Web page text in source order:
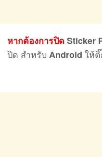
หากต้องการปิด Sticker
ปิด สำหรับ Android ให้